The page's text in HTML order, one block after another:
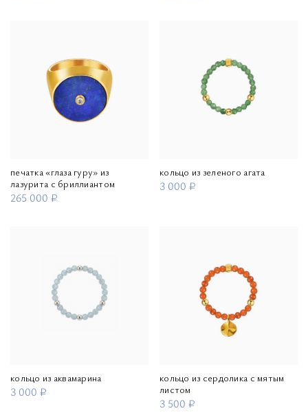
печатка «глаза гуру» из
лазурита с бриллиантом
265 000 ₽
кольцо из зеленого агата
3 000 ₽
кольцо из аквамарина
3 000 ₽
кольцо из сердолика с мятым
листом
3 500 ₽